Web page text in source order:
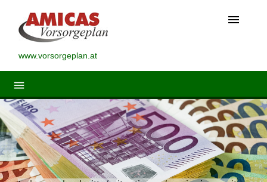
menu
www.vorsorgeplan.at
menu